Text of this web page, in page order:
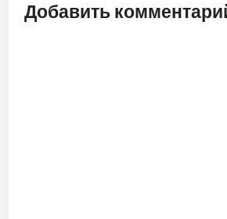
Добавить